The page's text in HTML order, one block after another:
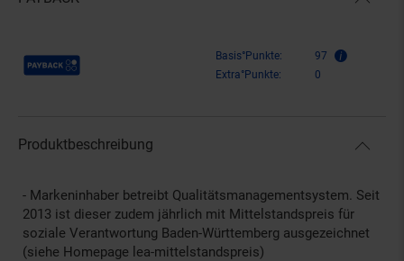
Payback Punkte Basis°Punkte:
97
Extra°Punkte:
0
Produktbeschreibung
- Markeninhaber betreibt Qualitätsmanagementsystem. Seit
2013 ist dieser zudem jährlich mit Mittelstandspreis für
soziale Verantwortung Baden-Württemberg ausgezeichnet
(siehe Homepage lea-mittelstandspreis)